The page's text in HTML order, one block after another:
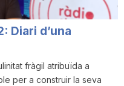
Diari d’una
fràgil atribuïda a
per a construir la seva